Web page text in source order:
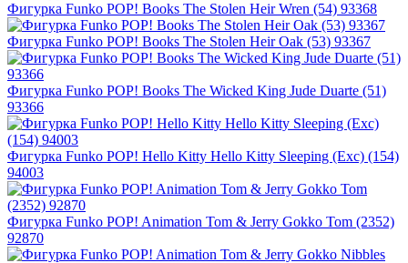
Фигурка Funko POP! Books The Stolen Heir Wren (54) 93368
Фигурка Funko POP! Books The Stolen Heir Oak (53) 93367
Фигурка Funko POP! Books The Wicked King Jude Duarte (51)
93366
Фигурка Funko POP! Hello Kitty Hello Kitty Sleeping (Exc) (154)
94003
Фигурка Funko POP! Animation Tom & Jerry Gokko Tom (2352)
92870